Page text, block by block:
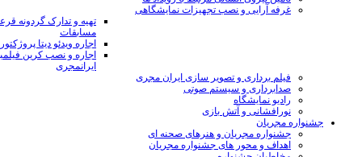
غرفه آرایی و نصب تجهیزات نمایشگاهی
تهیه و تدارک گردونه
مسابقات
اجاره ویدئو دیتا
اجاره و نصب کرین
ایرانمجری
فیلم برداری و تصویر سازی ایران مجری
صدابرداری و سیستم صوتی
رادیو نمایشگاه
نورافشانی و آتش بازی
جشنواره مجریان
جشنواره مجریان و هنرهای صحنه ای
اهداف و محور های جشنواره مجریان